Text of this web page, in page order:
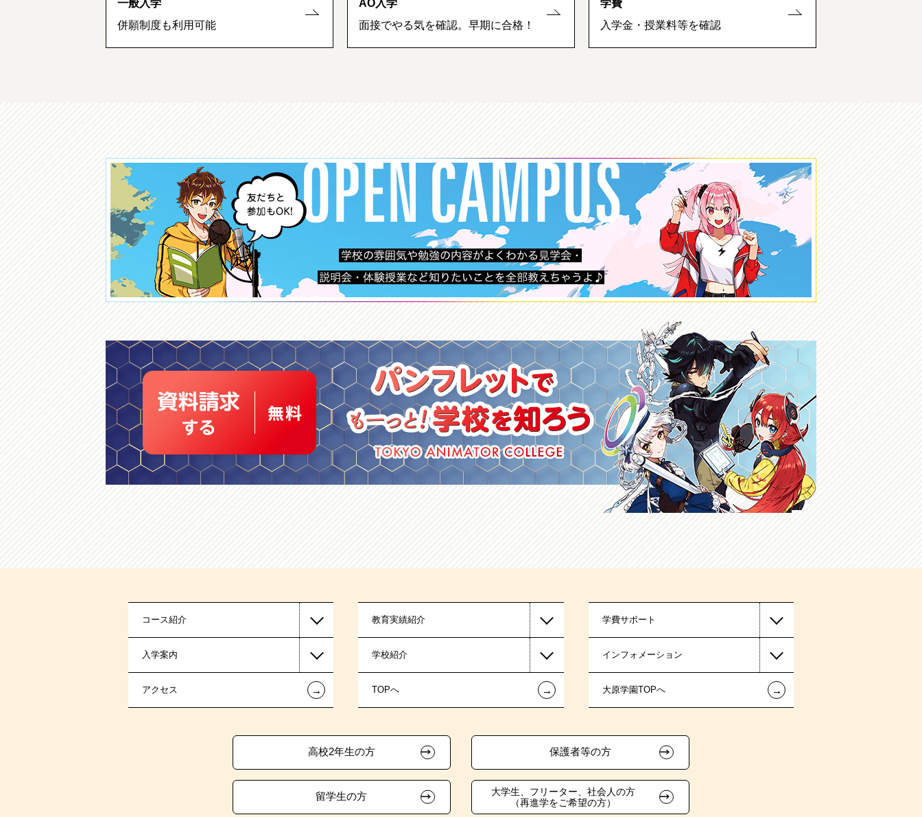
一般入学
併願制度も利用可能
AO入学
面接でやる気を確認。早期に合格！
学費
入学金・授業料等を確認
コース紹介 教育実績紹介 学費サポート
入学案内 学校紹介 インフォメーション
アクセス ← TOPへ ← 大原学園TOPへ ←
高校2年生の方 保護者等の方
留学生の方
大学生、フリーター、社会人の方
（再進学をご希望の方）